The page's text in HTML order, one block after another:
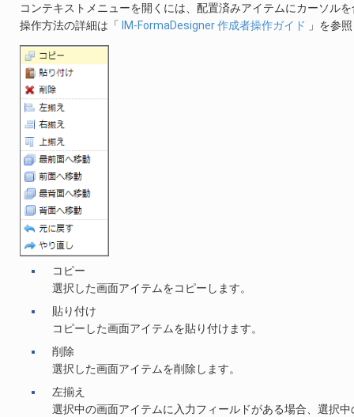
コンテキストメニューを開くには、配置済みアイテムにカーソル
操作方法の詳細は「
IM-FormaDesigner 作成者操作ガイド 」を参
コピー
選択した画面アイテムをコピーします。
貼り付け
コピーした画面アイテムを貼り付けます。
削除
選択した画面アイテムを削除します。
左揃え
選択中の画面アイテムに入力フィールドがある場合、選択